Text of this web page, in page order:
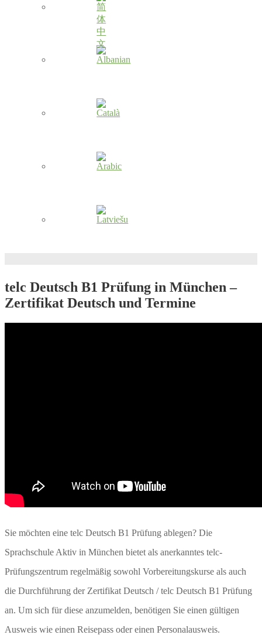
telc Deutsch B1 Prüfung in München –
Zertifikat Deutsch und Termine
Sie möchten eine telc Deutsch B1 Prüfung ablegen? Die
Sprachschule Aktiv in München bietet als anerkanntes telc-
Prüfungszentrum regelmäßig sowohl Vorbereitungskurse als auch
die Durchführung der Zertifikat Deutsch / telc Deutsch B1 Prüfung
an. Um sich für diese anzumelden, benötigen Sie einen gültigen
Ausweis wie einen Reisepass oder einen Personalausweis.